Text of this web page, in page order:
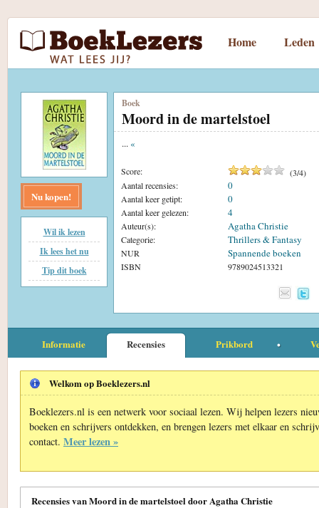
Home Leden
Nu kopen!
Wil ik lezen
Ik lees het nu
Tip dit boek
Boek
Moord in de martelstoel
... «
Score: (3/4)
Aantal recensies:
0
Aantal keer getipt: 0
Aantal keer gelezen: 4
Auteur(s): Agatha Christie
Categorie: Thrillers & Fantasy
NUR Spannende boeken
ISBN 9789024513321
Informatie Recensies Prikbord
Welkom op Boeklezers.nl
Boeklezers.nl is een netwerk voor sociaal lezen. Wij helpen lezers
boeken en schrijvers ontdekken, en brengen lezers met elkaar en
contact. Meer lezen »
Recensies van Moord in de martelstoel door Agatha Christie